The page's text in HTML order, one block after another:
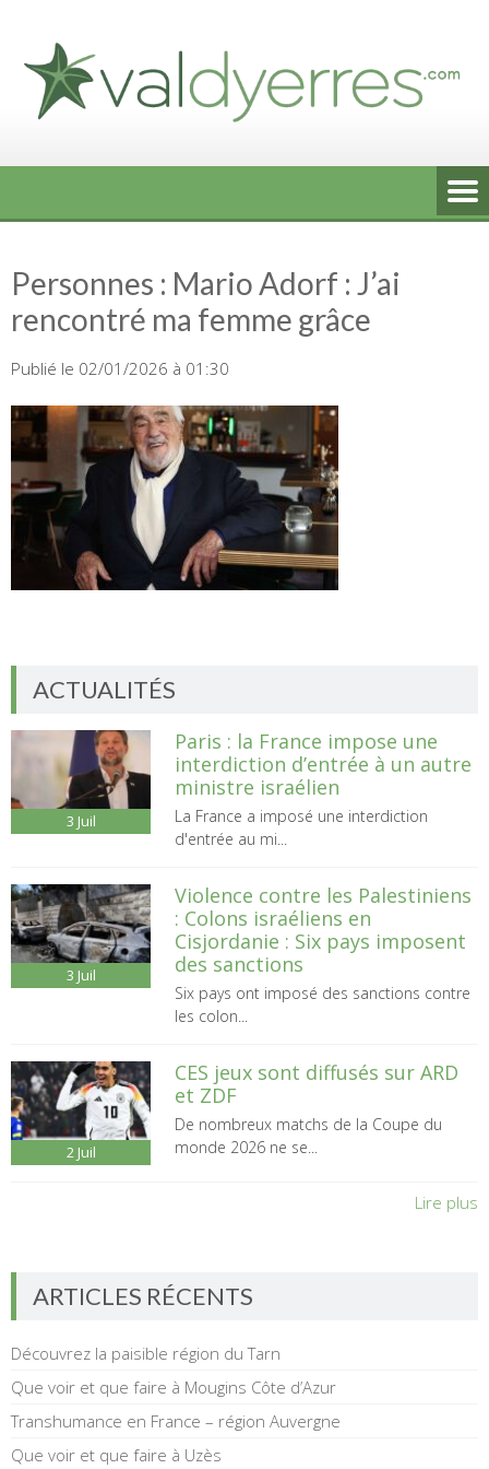
content
Personnes : Mario Adorf : J’ai
rencontré ma femme grâce
Publié le 02/01/2026 à 01:30
ACTUALITÉS
3 Juil
Paris : la France impose une
interdiction d’entrée à un autre
ministre israélien
La France a imposé une interdiction
d'entrée au mi...
3 Juil
Violence contre les Palestiniens
: Colons israéliens en
Cisjordanie : Six pays imposent
des sanctions
Six pays ont imposé des sanctions contre
les colon...
2 Juil
CES jeux sont diffusés sur ARD
et ZDF
De nombreux matchs de la Coupe du
monde 2026 ne se...
Lire plus
ARTICLES RÉCENTS
Découvrez la paisible région du Tarn
Que voir et que faire à Mougins Côte d’Azur
Transhumance en France – région Auvergne
Que voir et que faire à Uzès